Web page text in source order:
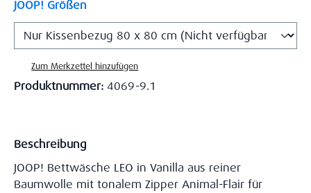
JOOP! Größen
Zum Merkzettel hinzufügen
Produktnummer: 4069-9.1
Beschreibung
JOOP! Bettwäsche LEO in Vanilla aus reiner
Baumwolle mit tonalem Zipper Animal-Flair für